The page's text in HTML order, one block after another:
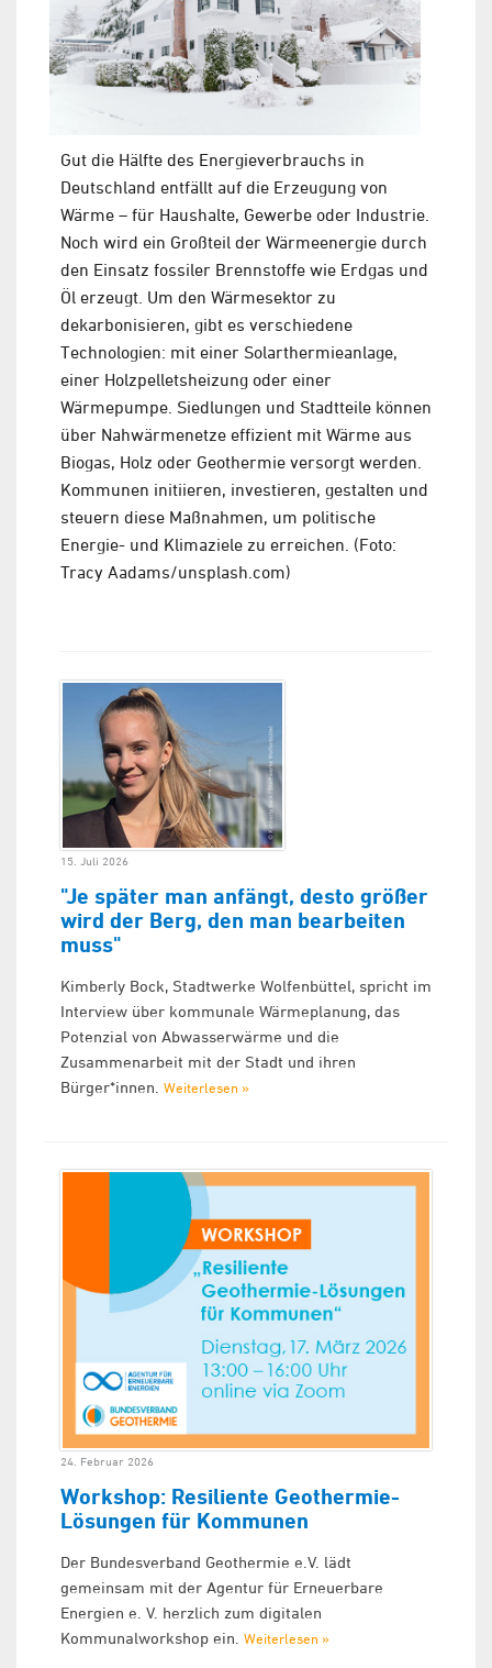
Gut die Hälfte des Energieverbrauchs in
Deutschland entfällt auf die Erzeugung von
Wärme – für Haushalte, Gewerbe oder Industrie.
Noch wird ein Großteil der Wärmeenergie durch
den Einsatz fossiler Brennstoffe wie Erdgas und
Öl erzeugt. Um den Wärmesektor zu
dekarbonisieren, gibt es verschiedene
Technologien: mit einer Solarthermieanlage,
einer Holzpelletsheizung oder einer
Wärmepumpe. Siedlungen und Stadtteile können
über Nahwärmenetze effizient mit Wärme aus
Biogas, Holz oder Geothermie versorgt werden.
Kommunen initiieren, investieren, gestalten und
steuern diese Maßnahmen, um politische
Energie- und Klimaziele zu erreichen. (Foto:
Tracy Aadams/unsplash.com)
15. Juli 2026
"Je später man anfängt, desto größer
wird der Berg, den man bearbeiten
muss"
Kimberly Bock, Stadtwerke Wolfenbüttel, spricht im
Interview über kommunale Wärmeplanung, das
Potenzial von Abwasserwärme und die
Zusammenarbeit mit der Stadt und ihren
Bürger*innen. Weiterlesen »
24. Februar 2026
Workshop: Resiliente Geothermie-
Lösungen für Kommunen
Der Bundesverband Geothermie e.V. lädt
gemeinsam mit der Agentur für Erneuerbare
Energien e. V. herzlich zum digitalen
Kommunalworkshop ein. Weiterlesen »